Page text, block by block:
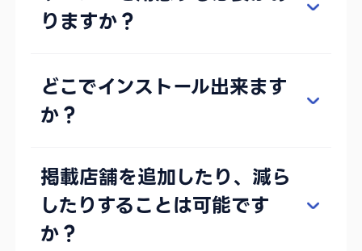
りますか？
どこでインストール出来ます
か？
掲載店舗を追加したり、減ら
したりすることは可能です
か？